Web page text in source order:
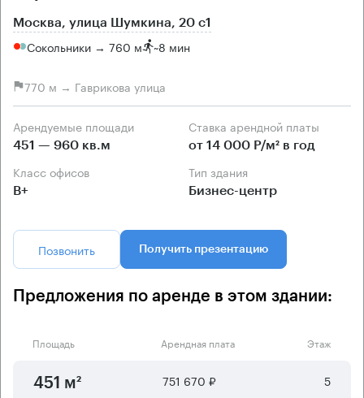
Москва, улица Шумкина, 20 с1
Сокольники → 760 м ~8 мин
770 м → Гаврикова улица
Арендуемые площади
451 — 960 кв.м
Ставка арендной платы
от 14 000 Р/м² в год
Класс офисов
B+
Тип здания
Бизнес-центр
Позвонить Получить презентацию
Предложения по аренде в этом здании:
Площадь Арендная плата Этаж
451 м² 751 670 ₽ 5